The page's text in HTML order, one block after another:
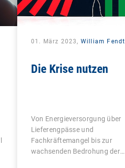
01. März 2023, William Fendt
Die Krise nutzen
Von Energieversorgung über
Lieferengpässe und
Fachkräftemangel bis zur
wachsenden Bedrohung der